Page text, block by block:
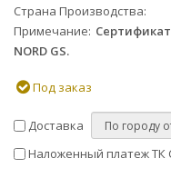
Страна Производства
Примечание Сертификат
NORD GS.
Под заказ
Доставка
Наложенный платеж ТК